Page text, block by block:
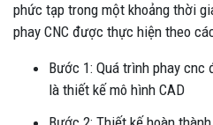
phức tạp trong một khoảng thời
phay CNC được thực hiện theo
Bước 1: Quá trình phay
là thiết kế mô hình CAD